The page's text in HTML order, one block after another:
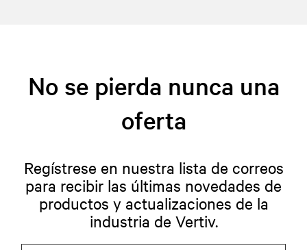
No se pierda nunca una
oferta
Regístrese en nuestra lista de correos
para recibir las últimas novedades de
productos y actualizaciones de la
industria de Vertiv.